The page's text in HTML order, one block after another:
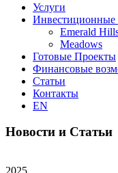
Услуги
Emerald
Meadows
Готовые Проекты
Финансовые
Статьи
Контакты
EN
Новости и Статьи